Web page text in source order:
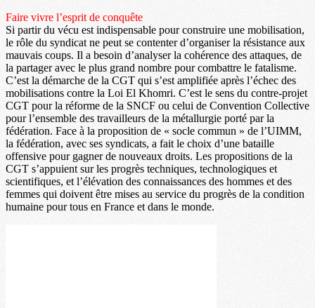
Faire vivre l’esprit de conquête
Si partir du vécu est indispensable pour construire une mobilisation,
le rôle du syndicat ne peut se contenter d’organiser la résistance aux
mauvais coups. Il a besoin d’analyser la cohérence des attaques, de
la partager avec le plus grand nombre pour combattre le fatalisme.
C’est la démarche de la CGT qui s’est amplifiée après l’échec des
mobilisations contre la Loi El Khomri. C’est le sens du contre-projet
CGT pour la réforme de la SNCF ou celui de Convention Collective
pour l’ensemble des travailleurs de la métallurgie porté par la
fédération. Face à la proposition de « socle commun » de l’UIMM,
la fédération, avec ses syndicats, a fait le choix d’une bataille
offensive pour gagner de nouveaux droits. Les propositions de la
CGT s’appuient sur les progrès techniques, technologiques et
scientifiques, et l’élévation des connaissances des hommes et des
femmes qui doivent être mises au service du progrès de la condition
humaine pour tous en France et dans le monde.